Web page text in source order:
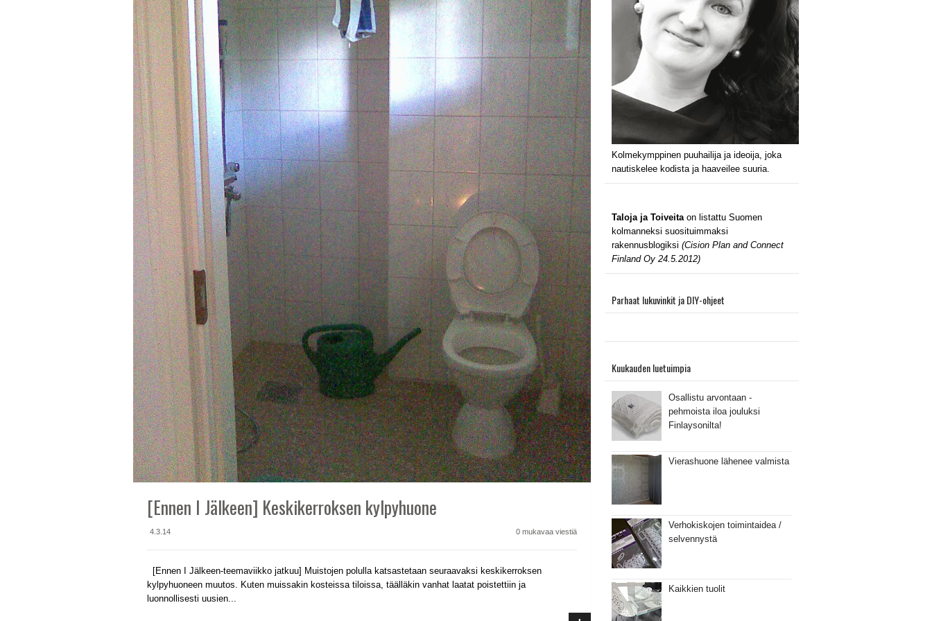
[Ennen I Jälkeen] Keskikerroksen kylpyhuone
4.3.14 0 mukavaa viestiä
[Ennen I Jälkeen-teemaviikko jatkuu] Muistojen polulla katsastetaan seuraavaksi keskikerroksen
kylpyhuoneen muutos. Kuten muissakin kosteissa tiloissa, täälläkin vanhat laatat poistettiin ja
luonnollisesti uusien...
Kolmekymppinen puuhailija ja ideoija, joka
nautiskelee kodista ja haaveilee suuria.
Taloja ja Toiveitaon listattu Suomen
kolmanneksi suosituimmaksi
rakennusblogiksi (Cision Plan and Connect
Finland Oy 24.5.2012)
Parhaat lukuvinkit ja DIY-ohjeet
Kuukauden luetuimpia
Osallistu arvontaan -
pehmoista iloa jouluksi
Finlaysonilta!
Vierashuone lähenee valmista
Verhokiskojen toimintaidea /
selvennystä
Kaikkien tuolit